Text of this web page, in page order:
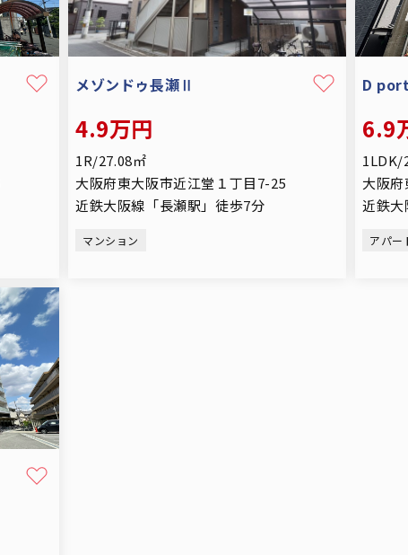
メゾンドゥ長瀬Ⅱ
4.9万円
1R/27.08㎡
大阪府東大阪市近江堂１丁目7-25
近鉄大阪線「長瀬駅」徒歩7分
マンション
D
6.9
1LDK/
大阪
近鉄
アパー